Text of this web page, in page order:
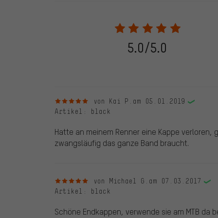
28.05.2022 werden nur Bewertungen veröffentlicht,
eine Bestellnummer angegeben wird. Wir schalten
frei. Alle verifizierten Bewertungen sind mit einem
dem 28.05.2022 und ab dem 28.05.2022. Vor dem
die bewertete Ware nicht bei uns gekauft haben.
veröffentlichen alle ordnungsgemäß abgegebenen
5.0/5.0
5 von 5 Sternenvon Kai P. am 05.01.2019
Artikel : black
Hatte an meinem Renner eine Kappe
zwangsläufig das ganze Band braucht.
5 von 5 Sternenvon Michael G. am 07.03.2017
Artikel : black
Schöne Endkappen, verwende sie am MTB